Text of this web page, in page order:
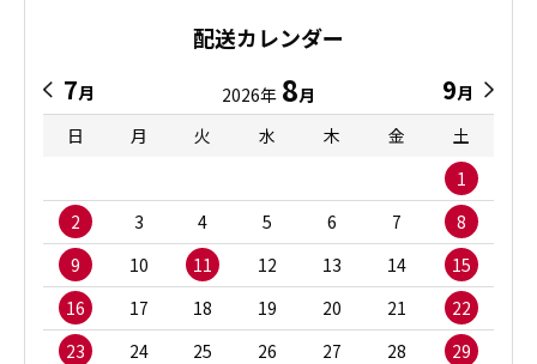
配送カレンダー
7月 2026年 8月 9月
日
月 火 水 木 金
土
1
2
3 4 5 6 7
8
9
10 11 12 13 14
15
16
17 18 19 20 21
22
23
24 25 26 27 28 29